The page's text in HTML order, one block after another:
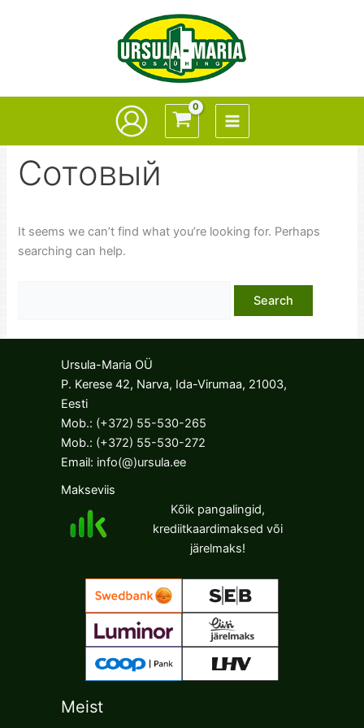
Сотовый
It seems we can’t find what you’re looking for. Perhaps
searching can help.
Ursula-Maria OÜ
P. Kerese 42, Narva, Ida-Virumaa, 21003,
Eesti
Mob.: (+372) 55-530-265
Mob.: (+372) 55-530-272
Email: info(@)ursula.ee
Makseviis
Kõik pangalingid,
krediitkaardimaksed või
järelmaks!
Meist